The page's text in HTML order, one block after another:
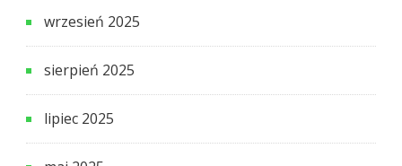
wrzesień 2025
sierpień 2025
lipiec 2025